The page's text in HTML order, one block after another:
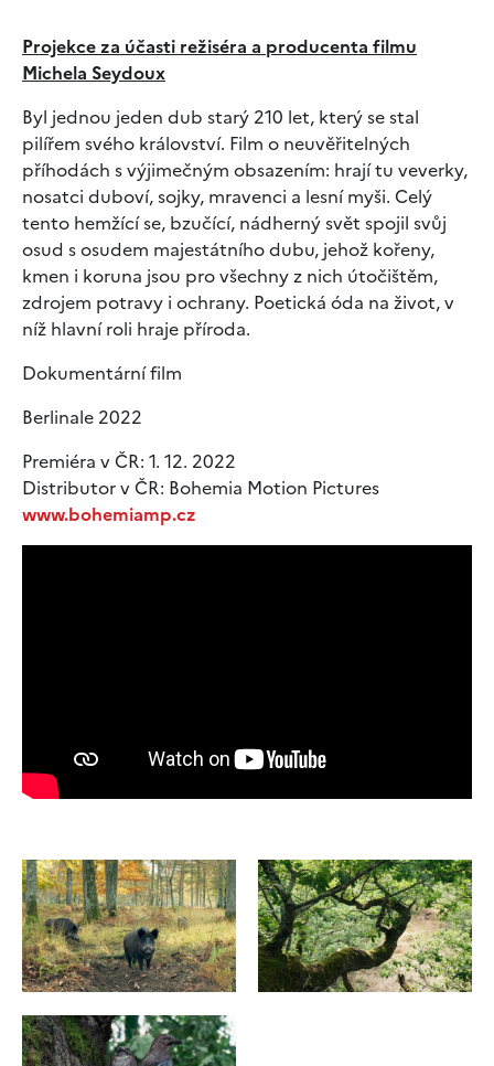
Projekce za účasti režiséra a producenta filmu
Michela Seydoux
Byl jednou jeden dub starý 210 let, který se stal
pilířem svého království. Film o neuvěřitelných
příhodách s výjimečným obsazením: hrají tu veverky,
nosatci duboví, sojky, mravenci a lesní myši. Celý
tento hemžící se, bzučící, nádherný svět spojil svůj
osud s osudem majestátního dubu, jehož kořeny,
kmen i koruna jsou pro všechny z nich útočištěm,
zdrojem potravy i ochrany. Poetická óda na život, v
níž hlavní roli hraje příroda.
Dokumentární film
Berlinale 2022
Premiéra v ČR: 1. 12. 2022
Distributor v ČR: Bohemia Motion Pictures
www.bohemiamp.cz